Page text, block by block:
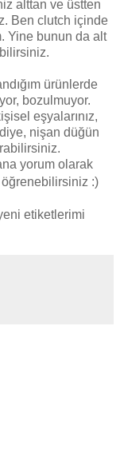
alttan ve üstten
Ben clutch içinde
Yine bunun da alt
ürünlerde
bozulmuyor.
eşyalarınız,
nişan düğün
yorum olarak
öğrenebilirsiniz :)
etiketlerimi